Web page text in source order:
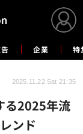
企業 特
る2025年流
ンド
2025.11.22 Sat 21:35